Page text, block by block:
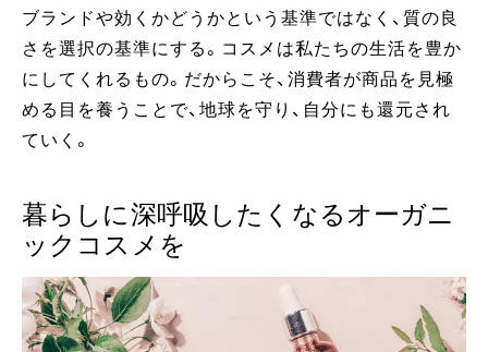
ブランドや効くかどうかという基準ではなく、質の良
さを選択の基準にする。コスメは私たちの生活を豊か
にしてくれるもの。だからこそ、消費者が商品を見極
める目を養うことで、地球を守り、自分にも還元され
ていく。
暮らしに深呼吸したくなるオーガニ
ックコスメを